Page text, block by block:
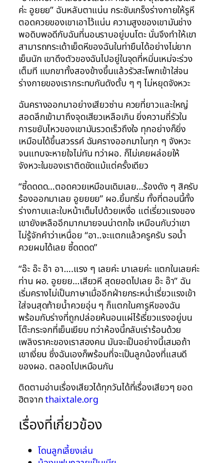
ค่ะ อูยยย” ฉันหลับตาแน่น กระชับเกร็งร่างกายให้รูหี
ตอดควยของเขาเอาไว้แน่น ความสูงของเขามันช่าง
พอดิบพอดีกับฉันที่นอนราบอยู่บนโตะ นั่นจึงทำให้เขา
สามารถกระเด้าเย็ดหีของฉันในท่ายืนได้อย่างไม่ยาก
เย็นนัก เขาดึงตัวของฉันไปอยู่ในจุดที่หมิ่นเหม่จะร่วง
เต็มที แบกขาทั้งสองข้างขึ้นแล้วรัวสะโพกเข้าใส่จน
ร่างกายของเรากระทบกันดังตั้บ ๆ ๆ ไม่หยุดจังหวะ
ฉันครางออกมาอย่างเสียวซ่าน ควยที่ยาวและใหญ่
สอดลึกเข้ามาถึงจุดเสียวเหลือเกิน ยิ่งความถี่รัวใน
การขยับไหวของเขามันรวดเร็วถึงใจ ทุกอย่างก็ยิ่ง
เหมือนได้ขึ้นสวรรค์ ฉันครางออกมาในทุก ๆ จังหวะ
จนแทบจะหายใจไม่ทัน ทว่าผอ. ก็ไม่เคยผล่อยให้
จังหวะในของเราติดขัดแม้แต่ครั้งเดียว
“ซี้ดดดด…ตอดควยเหมือนเดิมเลย…ร้องดัง ๆ สิครับ
ร้องออกมาเลย อูยยยย” ผอ.ยิ้มกริ่ม ทั้งที่ตอนนี้ทั้ง
ร่างกาบและใบหน้าเต็มไปด้วยเหงื่อ แต่เรี่ยวแรงของ
เขายังเหลืออีกมากมายจนน่าตกใจ เหมือนกับว่าเขา
ไม่รู้จักคำว่าเหนื่อย “อา..จะแตกแล้วครูครับ รอน้ำ
ควยผมได้เลย ซี้ดดดด”
“อ๊ะ อ๊ะ อ๊า อา….แรง ๆ เลยค่ะ มาเลยค่ะ แตกในเลยค่ะ
ท่าน ผอ. อูยยย…เสียวหี สุดยอดไปเลย อ๊ะ อ๊า” ฉัน
เริ่มครางไม่เป็นภาษาเมื่ออีกฝ่ายกระหน่ำเรี่ยวแรงเข้า
ใส่จนสุดท้ายน้ำควยอุ่น ๆ ก็แตกในคารูหีของฉัน
พร้อมกับร่างที่ถูกปล่อยห้นอนแผ่ไร้เรี่ยวแรงอยู่บน
โต๊ะกระจกที่เย็นเยียบ ทว่าห้องนี้กลับเร่าร้อนด้วย
เพลิงราคะของเราสองคน มันจะเป็นอย่างนี้เสมอถ้า
เขาเงี่ยน ซึ่งฉันเองก็พร้อมที่จะเป็นลูกน้องที่แสนดี
ของผอ. ตลอดไปเหมือนกัน
ติดตามอ่านเรื่องเสียวได้ทุกวันได้ที่เรื่องเสียวๆ ยอด
ฮิตจากthaixtale.org
เรื่องที่เกี่ยวข้อง
โดนลูกเลี้ยงเล่น